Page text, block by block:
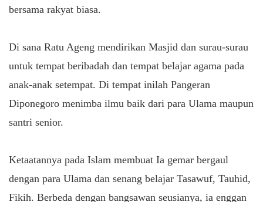
bersama rakyat biasa.
Di sana Ratu Ageng mendirikan Masjid dan surau-surau
untuk tempat beribadah dan tempat belajar agama pada
anak-anak setempat. Di tempat inilah Pangeran
Diponegoro menimba ilmu baik dari para Ulama maupun
santri senior.
Ketaatannya pada Islam membuat Ia gemar bergaul
dengan para Ulama dan senang belajar Tasawuf, Tauhid,
Fikih. Berbeda dengan bangsawan seusianya, ia enggan